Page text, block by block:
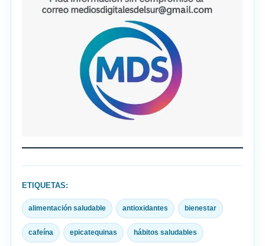
ETIQUETAS:
alimentación saludable antioxidantes bienestar
cafeína epicatequinas hábitos saludables